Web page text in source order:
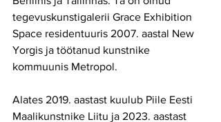
tegevuskunstigalerii Grace Exhibition
Space residentuuris 2007. aastal New
Yorgis ja töötanud kunstnike
kommuunis Metropol.
Alates 2019. aastast kuulub Piile Eesti
Maalikunstnike Liitu ja 2023. aastast